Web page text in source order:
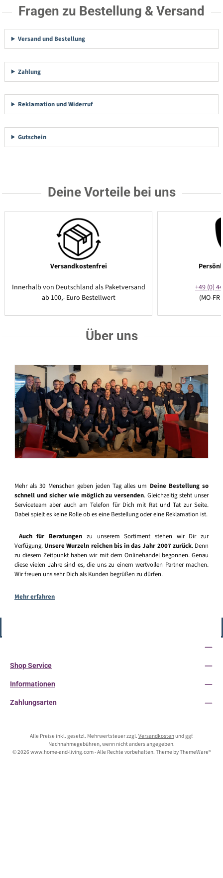
Fragen zu Bestellung & Versand
Versand und Bestellung
Zahlung
Reklamation und Widerruf
Gutschein
Deine Vorteile bei uns
Versandkostenfrei
Innerhalb von Deutschland als Paketversand
ab 100,- Euro Bestellwert
+49 (0)
(MO-
Über uns
Mehr als 30 Menschen geben jeden Tag alles um Deine Bestellung so
schnell und sicher wie möglich zu versenden. Gleichzeitig steht unser
Serviceteam aber auch am Telefon für Dich mit Rat und Tat zur Seite.
Dabei spielt es keine Rolle ob es eine Bestellung oder eine Reklamation ist.
Auch für Beratungen zu unserem Sortiment stehen wir Dir zur
Verfügung. Unsere Wurzeln reichen bis in das Jahr 2007 zurück. Denn
zu diesem Zeitpunkt haben wir mit dem Onlinehandel begonnen. Genau
diese vielen Jahre sind es, die uns zu einem wertvollen Partner machen.
Wir freuen uns sehr Dich als Kunden begrüßen zu dürfen.
Mehr erfahren
Shop Service
Informationen
Zahlungsarten
Alle Preise inkl. gesetzl. Mehrwertsteuer zzgl. Versandkostenund ggf.
Nachnahmegebühren, wenn nicht anders angegeben.
© 2026 www.home-and-living.com - Alle Rechte vorbehalten. Theme byThemeWare®